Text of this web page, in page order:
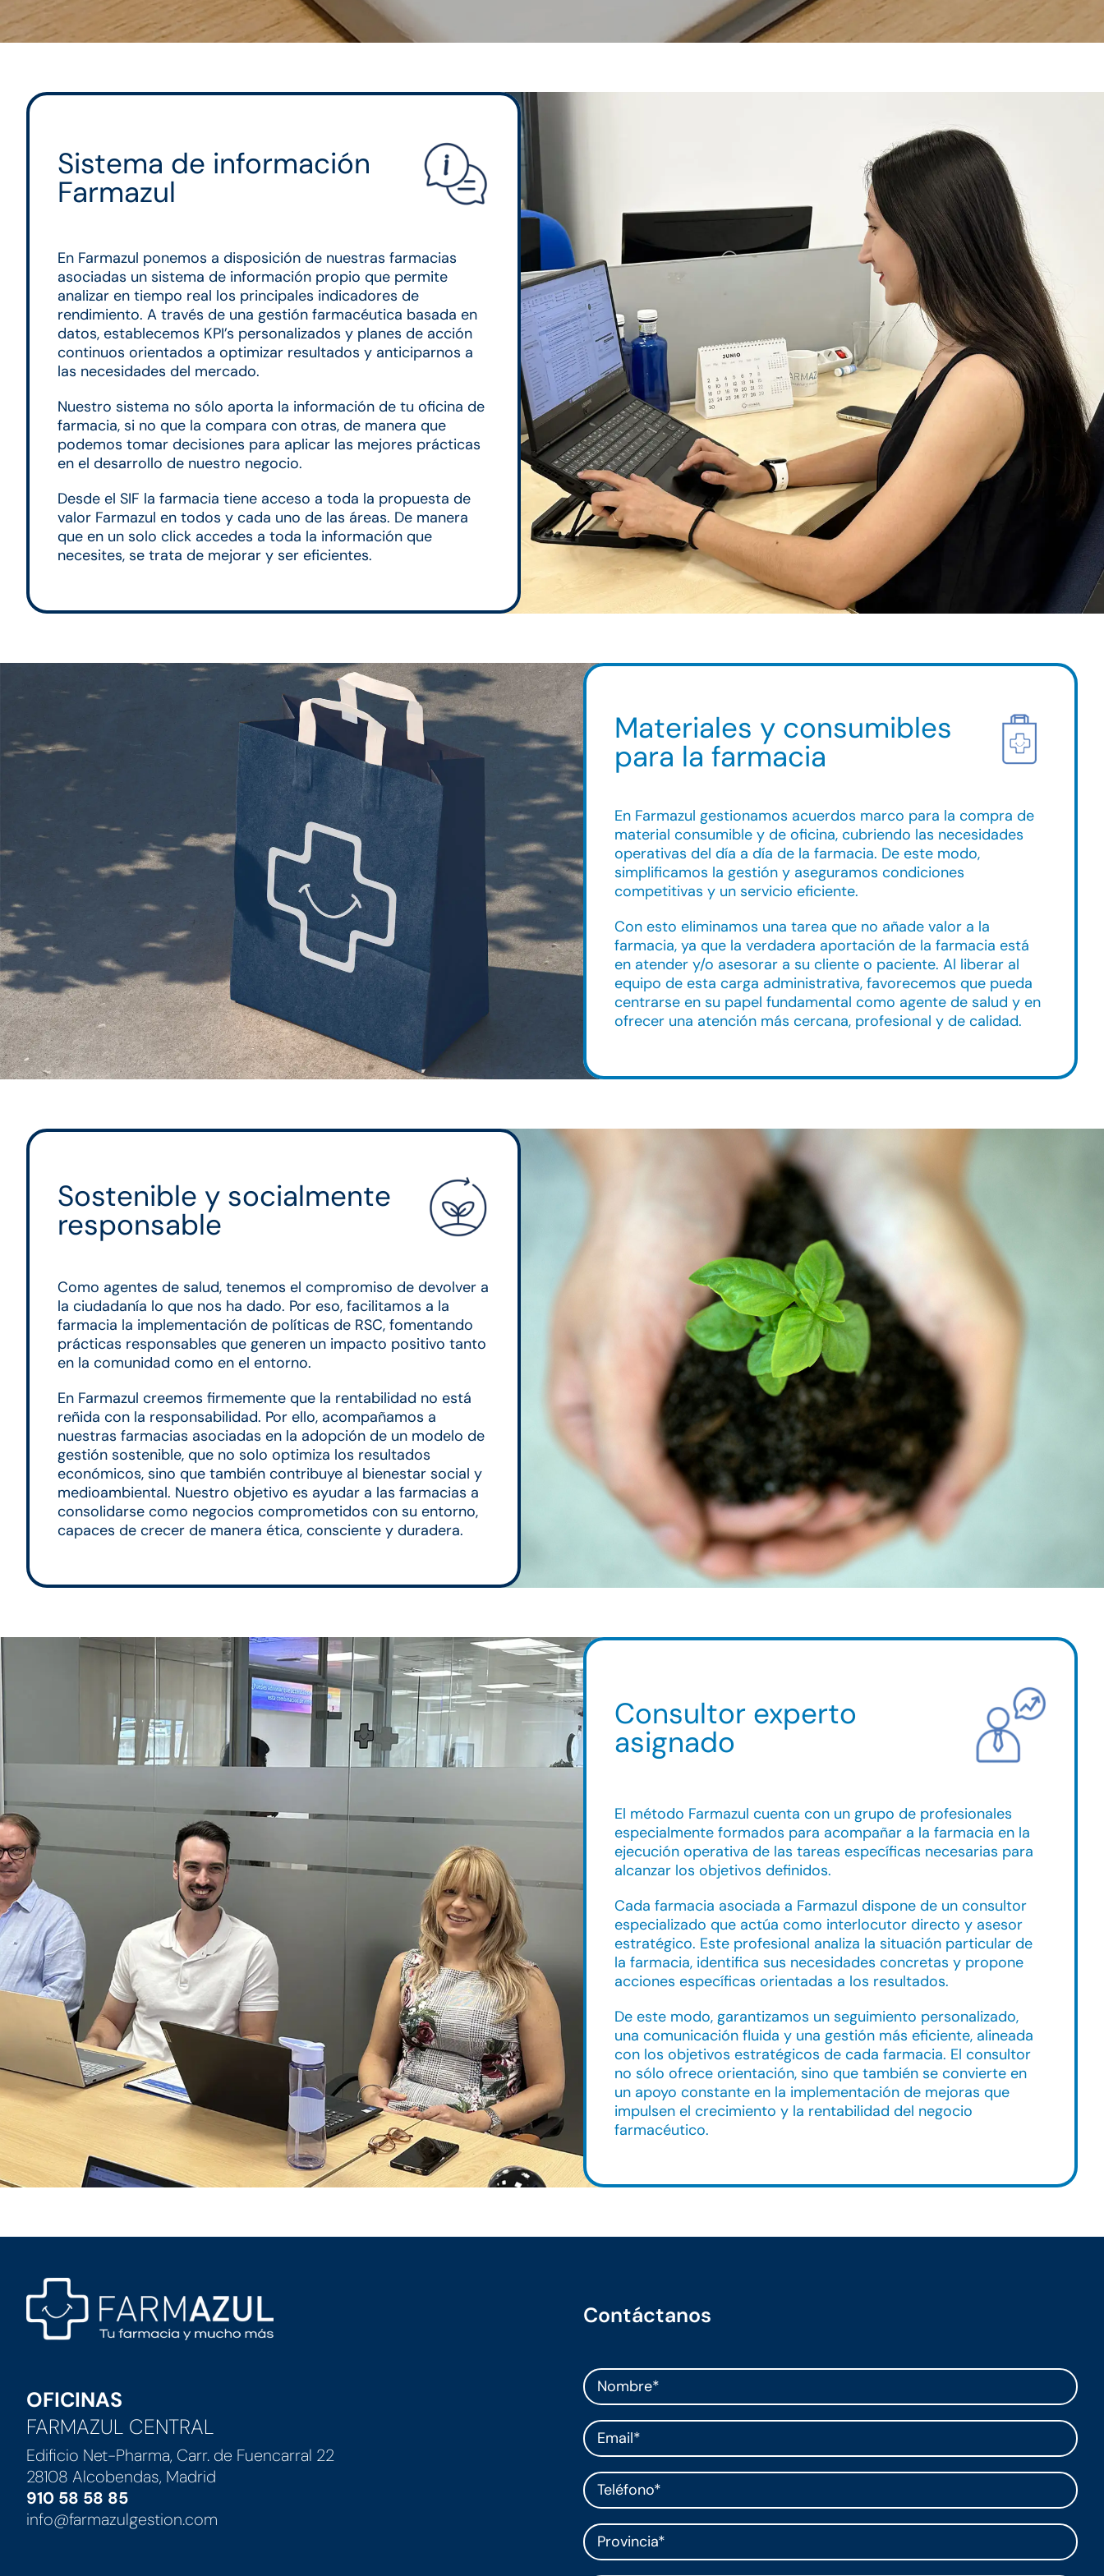
Sistema de información
Farmazul
En Farmazul ponemos a disposición de nuestras farmacias
asociadas un sistema de información propio que permite
analizar en tiempo real los principales indicadores de
rendimiento. A través de una gestión farmacéutica basada en
datos, establecemos KPI’s personalizados y planes de acción
continuos orientados a optimizar resultados y anticiparnos a
las necesidades del mercado.
Nuestro sistema no sólo aporta la información de tu oficina de
farmacia, si no que la compara con otras, de manera que
podemos tomar decisiones para aplicar las mejores prácticas
en el desarrollo de nuestro negocio.
Desde el SIF la farmacia tiene acceso a toda la propuesta de
valor Farmazul en todos y cada uno de las áreas. De manera
que en un solo click accedes a toda la información que
necesites, se trata de mejorar y ser eficientes.
Materiales y consumibles
para la farmacia
En Farmazul gestionamos acuerdos marco para la compra de
material consumible y de oficina, cubriendo las necesidades
operativas del día a día de la farmacia. De este modo,
simplificamos la gestión y aseguramos condiciones
competitivas y un servicio eficiente.
Con esto eliminamos una tarea que no añade valor a la
farmacia, ya que la verdadera aportación de la farmacia está
en atender y/o asesorar a su cliente o paciente. Al liberar al
equipo de esta carga administrativa, favorecemos que pueda
centrarse en su papel fundamental como agente de salud y en
ofrecer una atención más cercana, profesional y de calidad.
Sostenible y socialmente
responsable
Como agentes de salud, tenemos el compromiso de devolver a
la ciudadanía lo que nos ha dado. Por eso, facilitamos a la
farmacia la implementación de políticas de RSC, fomentando
prácticas responsables que generen un impacto positivo tanto
en la comunidad como en el entorno.
En Farmazul creemos firmemente que la rentabilidad no está
reñida con la responsabilidad. Por ello, acompañamos a
nuestras farmacias asociadas en la adopción de un modelo de
gestión sostenible, que no solo optimiza los resultados
económicos, sino que también contribuye al bienestar social y
medioambiental. Nuestro objetivo es ayudar a las farmacias a
consolidarse como negocios comprometidos con su entorno,
capaces de crecer de manera ética, consciente y duradera.
Consultor experto
asignado
El método Farmazul cuenta con un grupo de profesionales
especialmente formados para acompañar a la farmacia en la
ejecución operativa de las tareas específicas necesarias para
alcanzar los objetivos definidos.
Cada farmacia asociada a Farmazul dispone de un consultor
especializado que actúa como interlocutor directo y asesor
estratégico. Este profesional analiza la situación particular de
la farmacia, identifica sus necesidades concretas y propone
acciones específicas orientadas a los resultados.
De este modo, garantizamos un seguimiento personalizado,
una comunicación fluida y una gestión más eficiente, alineada
con los objetivos estratégicos de cada farmacia. El consultor
no sólo ofrece orientación, sino que también se convierte en
un apoyo constante en la implementación de mejoras que
impulsen el crecimiento y la rentabilidad del negocio
farmacéutico.
OFICINAS
FARMAZUL CENTRAL
Edificio Net-Pharma, Carr. de Fuencarral 22
28108 Alcobendas, Madrid
910 58 58 85
info@farmazulgestion.com
Contáctanos